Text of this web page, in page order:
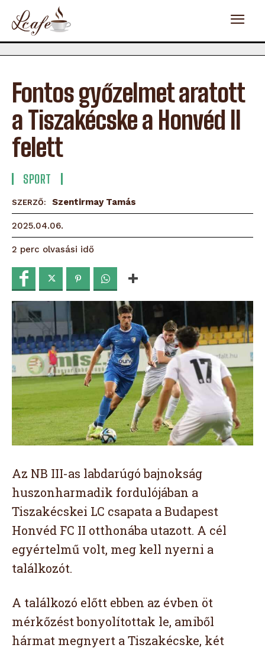
Fontos győzelmet aratott
a Tiszakécske a Honvéd II
felett
SPORT
SZERZŐ: Szentirmay Tamás
2025.04.06.
2 perc olvasási idő
Az NB III-as labdarúgó bajnokság
huszonharmadik fordulójában a
Tiszakécskei LC csapata a Budapest
Honvéd FC II otthonába utazott. A cél
egyértelmű volt, meg kell nyerni a
találkozót.
A találkozó előtt ebben az évben öt
mérkőzést bonyolítottak le, amiből
hármat megnyert a Tiszakécske, két